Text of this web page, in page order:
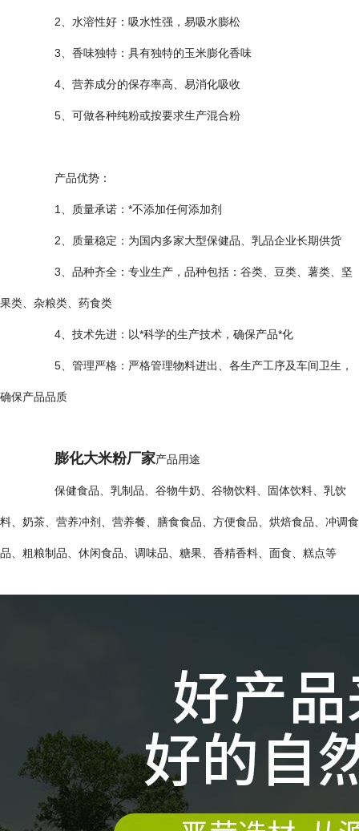
2、水溶性好：吸水性强，易吸水膨松
3、香味独特：具有独特的玉米膨化香味
4、营养成分的保存率高、易消化吸收
5、可做各种纯粉或按要求生产混合粉
产品优势：
1、质量承诺：*不添加任何添加剂
2、质量稳定：为国内多家大型保健品、乳品企业长期供货
3、品种齐全：专业生产，品种包括：谷类、豆类、薯类、坚
果类、杂粮类、药食类
4、技术先进：以*科学的生产技术，确保产品*化
5、管理严格：严格管理物料进出、各生产工序及车间卫生，
确保产品品质
膨化大米粉厂家产品用途
保健食品、乳制品、谷物牛奶、谷物饮料、固体饮料、乳饮
料、奶茶、营养冲剂、营养餐、膳食食品、方便食品、烘焙食品、冲调食
品、粗粮制品、休闲食品、调味品、糖果、香精香料、面食、糕点等